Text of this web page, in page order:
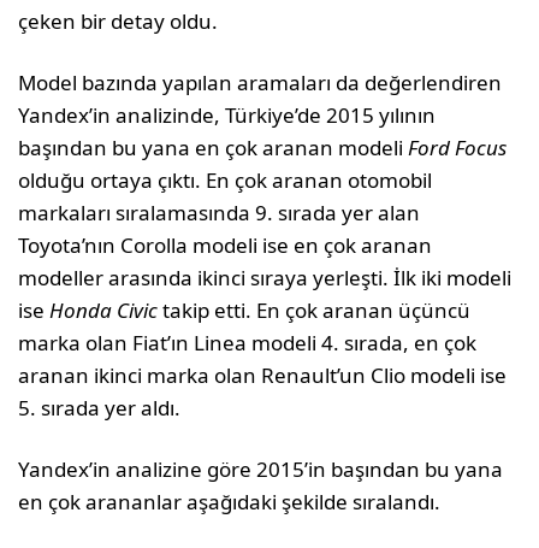
çeken bir detay oldu.
Model bazında yapılan aramaları da değerlendiren
Yandex’in analizinde, Türkiye’de 2015 yılının
başından bu yana en çok aranan modeli Ford Focus
olduğu ortaya çıktı. En çok aranan otomobil
markaları sıralamasında 9. sırada yer alan
Toyota’nın Corolla modeli ise en çok aranan
modeller arasında ikinci sıraya yerleşti. İlk iki modeli
iseHonda Civictakip etti. En çok aranan üçüncü
marka olan Fiat’ın Linea modeli 4. sırada, en çok
aranan ikinci marka olan Renault’un Clio modeli ise
5. sırada yer aldı.
Yandex’in analizine göre 2015’in başından bu yana
en çok arananlar aşağıdaki şekilde sıralandı.